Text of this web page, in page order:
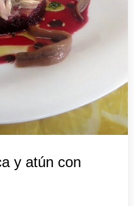
y atún con